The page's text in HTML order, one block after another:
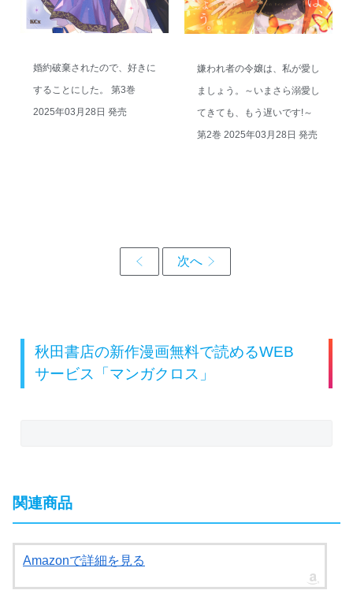
婚約破棄されたので、好きに
することにした。 第3巻
2025年03月28日 発売
嫌われ者の令嬢は、私が愛し
ましょう。～いまさら溺愛し
てきても、もう遅いです!～
第2巻 2025年03月28日 発売
秋田書店の新作漫画無料で読めるWEB
サービス「マンガクロス」
関連商品
Amazonで詳細を見る